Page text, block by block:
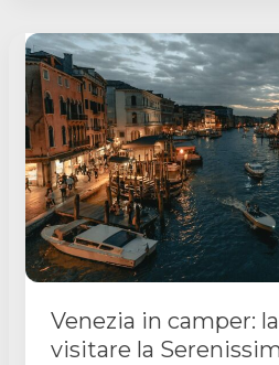
di
CaraMaps
è
ora
compatibile
con
Apple
CarPlay
e
Auto
Venezia in camper:
visitare la